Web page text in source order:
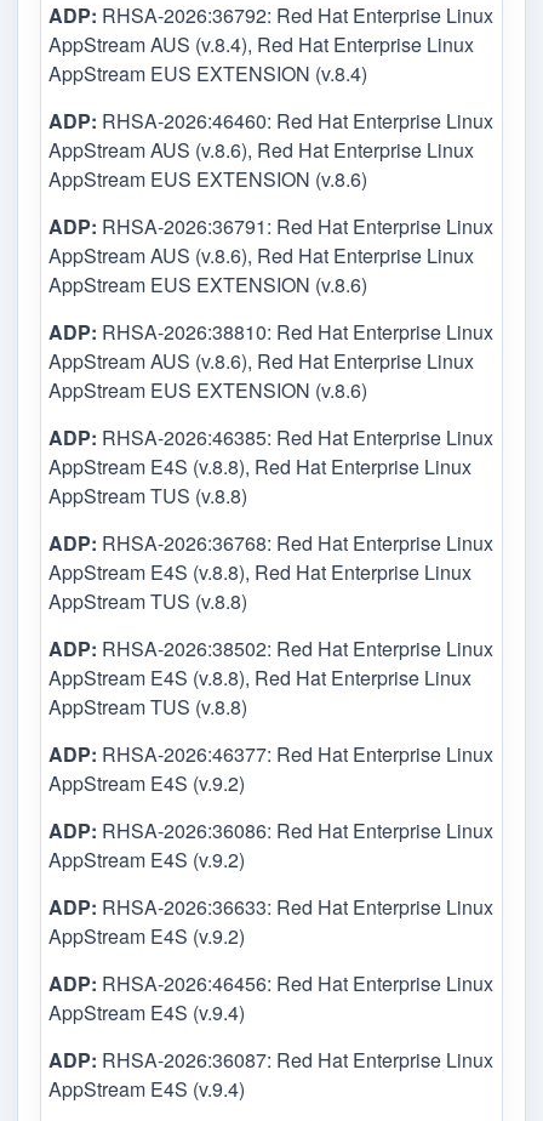
ADP: RHSA-2026:36792: Red Hat Enterprise Linux
AppStream AUS (v.8.4), Red Hat Enterprise Linux
AppStream EUS EXTENSION (v.8.4)
ADP: RHSA-2026:46460: Red Hat Enterprise Linux
AppStream AUS (v.8.6), Red Hat Enterprise Linux
AppStream EUS EXTENSION (v.8.6)
ADP: RHSA-2026:36791: Red Hat Enterprise Linux
AppStream AUS (v.8.6), Red Hat Enterprise Linux
AppStream EUS EXTENSION (v.8.6)
ADP: RHSA-2026:38810: Red Hat Enterprise Linux
AppStream AUS (v.8.6), Red Hat Enterprise Linux
AppStream EUS EXTENSION (v.8.6)
ADP: RHSA-2026:46385: Red Hat Enterprise Linux
AppStream E4S (v.8.8), Red Hat Enterprise Linux
AppStream TUS (v.8.8)
ADP: RHSA-2026:36768: Red Hat Enterprise Linux
AppStream E4S (v.8.8), Red Hat Enterprise Linux
AppStream TUS (v.8.8)
ADP: RHSA-2026:38502: Red Hat Enterprise Linux
AppStream E4S (v.8.8), Red Hat Enterprise Linux
AppStream TUS (v.8.8)
ADP: RHSA-2026:46377: Red Hat Enterprise Linux
AppStream E4S (v.9.2)
ADP: RHSA-2026:36086: Red Hat Enterprise Linux
AppStream E4S (v.9.2)
ADP: RHSA-2026:36633: Red Hat Enterprise Linux
AppStream E4S (v.9.2)
ADP: RHSA-2026:46456: Red Hat Enterprise Linux
AppStream E4S (v.9.4)
ADP: RHSA-2026:36087: Red Hat Enterprise Linux
AppStream E4S (v.9.4)